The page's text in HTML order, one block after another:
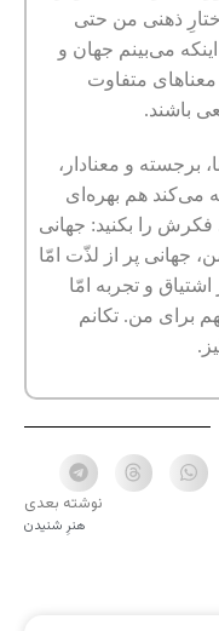
ذهنی من حتی
می‌بینم جهان و
معناهای متفاوت
باشند.
برجسته و معنادار،
می‌کند هم بهره‌ای
فکرش را بکنید: جهانی
جهانی پر از لذّت امّا
و تجربه امّا
برای من. تکانم
نوشته بعدی
هنرِ شنیدن